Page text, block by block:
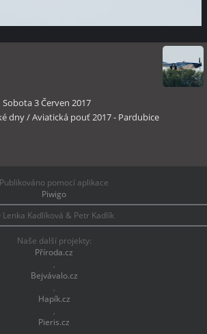
Sobota 3 Červen 2017
dny/Aviatická pouť 2017 - Pardubice
Publikováno pomocí aplikace
Piwigo
Kadlíková & Petr Kadlík
Naše další projekty:
Příroda.cz
,
Bejvávalo.cz
,
Hapík.cz
,
Pieris.cz